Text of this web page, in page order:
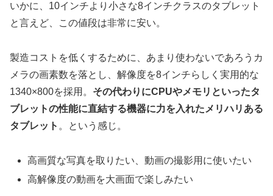
いかに、10インチより小さな8インチクラスのタブレット
と言えど、この値段は非常に安い。
製造コストを低くするために、あまり使わないであろうカ
メラの画素数を落とし、解像度を8インチらしく実用的な
1340×800を採用。 その代わりにCPUやメモリといったタ
ブレットの性能に直結する機器に力を入れたメリハリある
タブレット 。という感じ。
高画質な写真を取りたい、動画の撮影用に使いたい
高解像度の動画を大画面で楽しみたい